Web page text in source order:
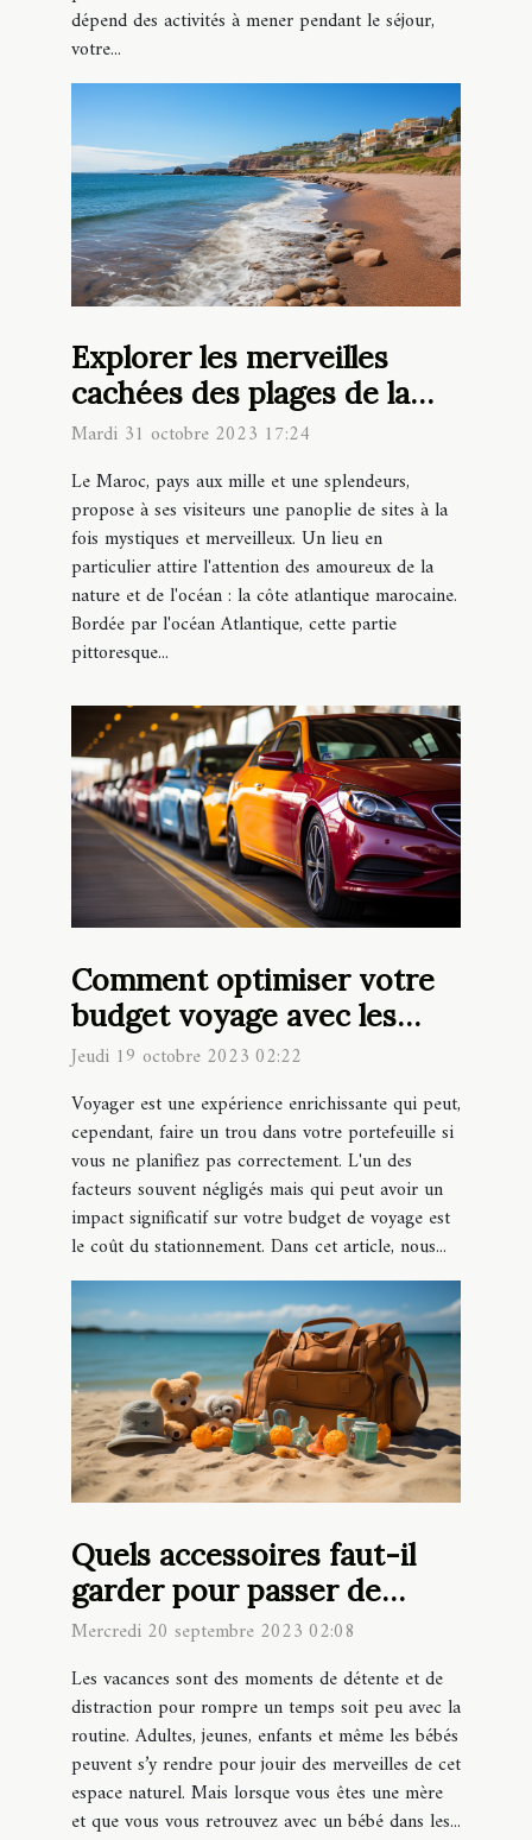
dépend des activités à mener pendant le séjour,
votre...
Explorer les merveilles
cachées des plages de la
côte atlantique marocaine
Mardi 31 octobre 2023 17:24
Le Maroc, pays aux mille et une splendeurs,
propose à ses visiteurs une panoplie de sites à la
fois mystiques et merveilleux. Un lieu en
particulier attire l'attention des amoureux de la
nature et de l'océan : la côte atlantique marocaine.
Bordée par l'océan Atlantique, cette partie
pittoresque...
Comment optimiser votre
budget voyage avec les
parkings à bas prix
Jeudi 19 octobre 2023 02:22
Voyager est une expérience enrichissante qui peut,
cependant, faire un trou dans votre portefeuille si
vous ne planifiez pas correctement. L'un des
facteurs souvent négligés mais qui peut avoir un
impact significatif sur votre budget de voyage est
le coût du stationnement. Dans cet article, nous...
Quels accessoires faut-il
garder pour passer de
belles vacances à la plage
avec bébé ?
Mercredi 20 septembre 2023 02:08
Les vacances sont des moments de détente et de
distraction pour rompre un temps soit peu avec la
routine. Adultes, jeunes, enfants et même les bébés
peuvent s’y rendre pour jouir des merveilles de cet
espace naturel. Mais lorsque vous êtes une mère
et que vous vous retrouvez avec un bébé dans les...